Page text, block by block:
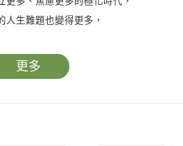
人生難題也變得更多，
題、建立思考邏輯的情境智慧，
淸醒的開端！
」或「兩難」中的讀者對話，
更多